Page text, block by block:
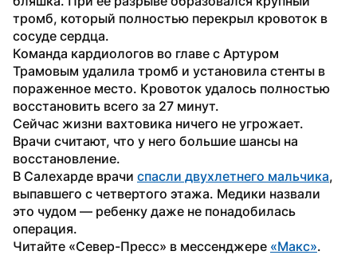
тромб, который полностью перекрыл кровоток в
сосуде сердца.
Команда кардиологов во главе с Артуром
Трамовым удалила тромб и установила стенты в
пораженное место. Кровоток удалось полностью
восстановить всего за 27 минут.
Сейчас жизни вахтовика ничего не угрожает.
Врачи считают, что у него большие шансы на
восстановление.
В Салехарде врачи спасли двухлетнего мальчика,
выпавшего с четвертого этажа. Медики назвали
это чудом — ребенку даже не понадобилась
операция.
Читайте «Север-Пресс» в мессенджере «Макс».